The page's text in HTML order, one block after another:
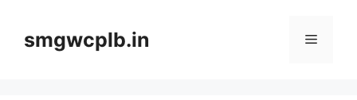
contentsmgwcplb.in Menu